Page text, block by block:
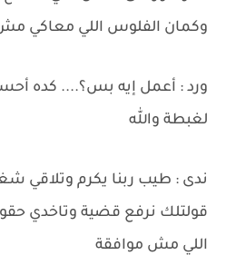
وكمان الفلوس اللي معاكي
ورد : أعمل إيه بس؟.... كده
لغبطة والله
ندى : طيب ربنا يكرم وتلاقي
قولتلك نرفع قضية وتاخدي
اللي مش موافقة